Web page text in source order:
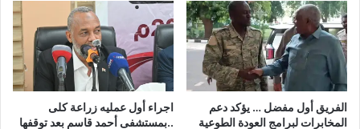
الفريق أول مفضل … يؤكد دعم
المخابرات لبرامج العودة الطوعية
اجراء أول عمليه زراعة كلى
..بمستشفى أحمد قاسم بعد توقفها